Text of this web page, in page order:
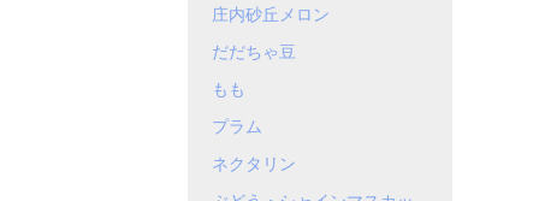
庄内砂丘メロン
だだちゃ豆
もも
プラム
ネクタリン